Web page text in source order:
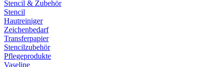
Stencil & Zubehör
Stencil
Hautreiniger
Zeichenbedarf
Transferpapier
Stencilzubehör
Pflegeprodukte
Vaseline